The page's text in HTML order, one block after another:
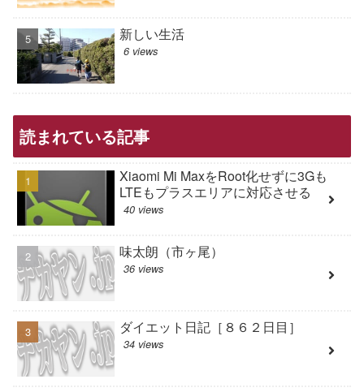
新しい生活
6 views
読まれている記事
Xiaomi Mi MaxをRoot化せずに3Gも
LTEもプラスエリアに対応させる
40 views
味太朗（市ヶ尾）
36 views
ダイエット日記［８６２日目］
34 views